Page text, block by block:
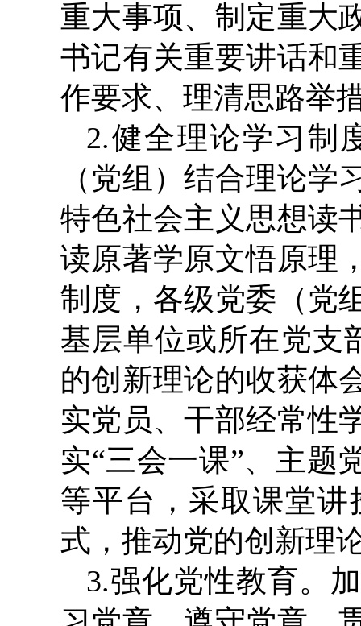
重大事项、制定重大
书记有关重要讲话和
作要求、理清思路举
2.健全理论学习制
（党组）结合理论
特色社会主义思想读
读原著学原文悟原理
制度，各级党委（党
基层单位或所在党支
的创新理论的收获体
实党员、干部经常性
实“三会一课”、主题
等平台，采取课堂
式，推动党的创新理
3.强化党性教育。